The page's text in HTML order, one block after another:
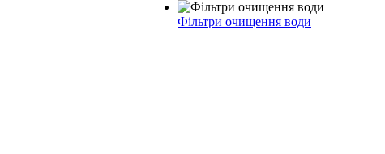
Фільтри очищення води